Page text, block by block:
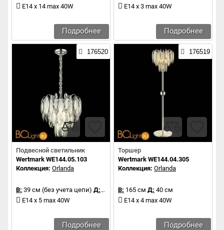
E14 x 14 max 40W
Подробнее
E14 x 3 max 40W
Подробнее
176520
Подвесной светильник
Wertmark WE144.05.103
Коллекция: Orlanda
В: 39 см (без учета цепи) Д:40 см
E14 x 5 max 40W
Подробнее
176519
Торшер
Wertmark WE144.04.305
Коллекция: Orlanda
В: 165 см Д: 40 см
E14 x 4 max 40W
Подробнее